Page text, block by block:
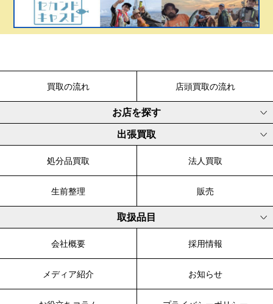
買取の流れ 店頭買取の流れ
お店を探す
出張買取
処分品買取 法人買取
生前整理 販売
取扱品目
会社概要 採用情報
メディア紹介 お知らせ